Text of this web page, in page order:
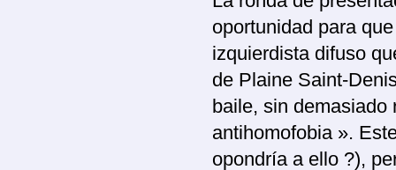
oportunidad para
izquierdista difuso
de Plaine Saint-
baile, sin
antihomofobia ».
opondría a ello ?),